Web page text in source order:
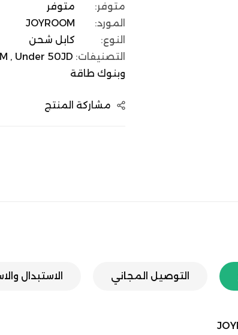
متوفر:
متوفر
المورد:
JOYROOM
النوع:
كابل شحن
التصنيفات:
, Under 50JD ,
وبنوك طاقة
مشاركة المنتج
التوصيل المجاني الاستبدال